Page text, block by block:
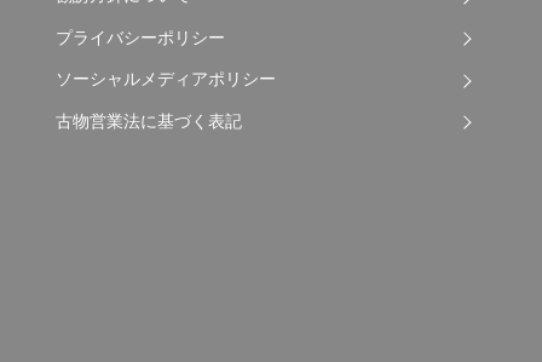
プライバシーポリシー
ソーシャルメディアポリシー
古物営業法に基づく表記